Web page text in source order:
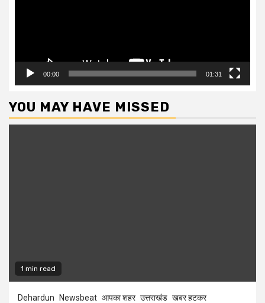
00:00 01:31
YOU MAY HAVE MISSED
1 min read
Dehardun Newsbeat आपका शहर उत्तराखंड खबर हटकर